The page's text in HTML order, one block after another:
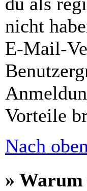
nicht
E-Mail-
Vorteile
Nach oben
» Warum